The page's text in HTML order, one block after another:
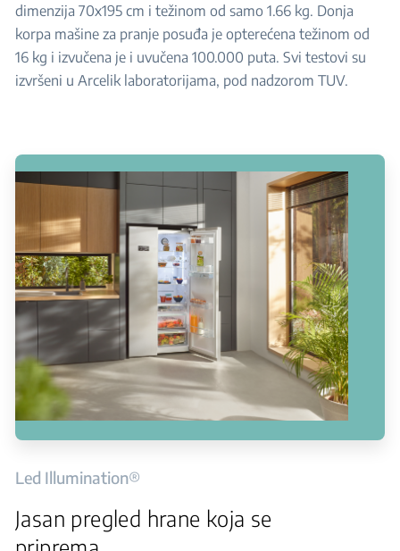
dimenzija 70x195 cm i težinom od samo 1.66 kg. Donja
korpa mašine za pranje posuđa je opterećena težinom od
16 kg i izvučena je i uvučena 100.000 puta. Svi testovi su
izvršeni u Arcelik laboratorijama, pod nadzorom TUV.
Led Illumination®
Jasan pregled hrane koja se